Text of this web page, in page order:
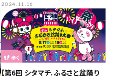
2024.11.16
歩く
【第6回 シタマチ.ふるさと盆踊り